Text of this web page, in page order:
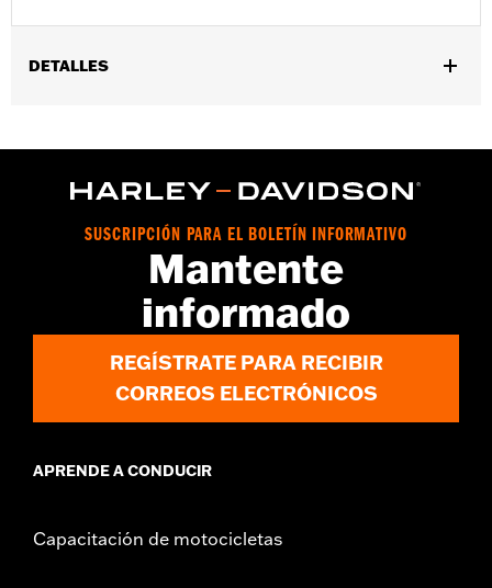
DETALLES
GARANTÍA:1 año de garantía limitada – Consultawww.h-
para más información
SUSCRIPCIÓN PARA EL BOLETÍN INFORMATIVO
Mantente
informado
REGÍSTRATE PARA RECIBIR
CORREOS ELECTRÓNICOS
APRENDE A CONDUCIR
Capacitación de motocicletas